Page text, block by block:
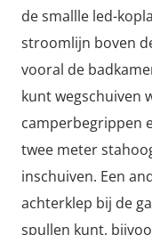
de smallle led-
stroomlijn boven
vooral de
kunt wegschuiven
camperbegrippen
twee meter
inschuiven. Een
achterklep bij de
spullen kunt,